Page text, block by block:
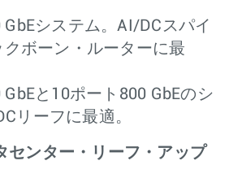
システム。AI/DCスパイ
クボーン・ルーターに最
と10ポート800 GbEのシ
リーフに最適。
センター・リーフ・アップ